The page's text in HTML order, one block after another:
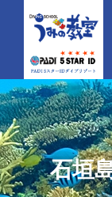
石垣